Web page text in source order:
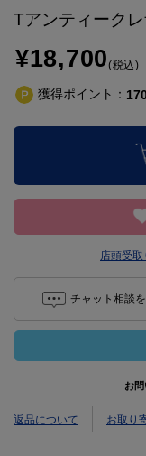
Tアンティーク
¥18,700(税込)
獲得ポイント：
店頭受取
チャット相談
お
返品について お取り